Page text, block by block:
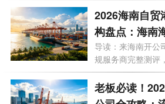
2026海南自贸
构盘点：海南
公司哪家好？
导读：来海南开公
规服务商完整测评
老板必读！